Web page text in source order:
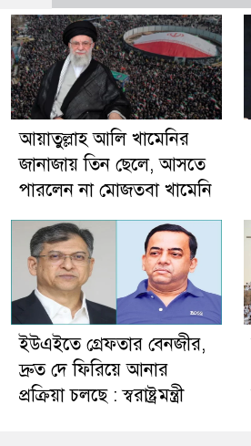
আয়াতুল্লাহ আলি খামেনির
জানাজায় তিন ছেলে, আসতে
পারলেন না মোজতবা খামেনি
ইউএইতে গ্রেফতার বেনজীর,
দ্রুত দে ফিরিয়ে আনার
প্রক্রিয়া চলছে : স্বরাষ্ট্রমন্ত্রী